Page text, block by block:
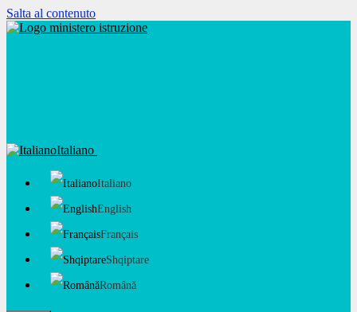
Salta al contenuto
Italiano
Italiano
English
Français
Shqiptare
Română